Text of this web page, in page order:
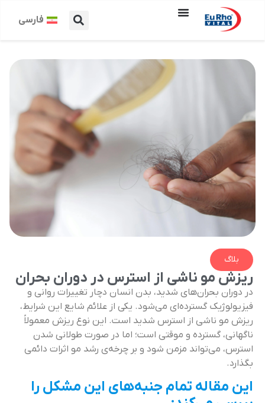
فارسی
بلاگ
ریزش مو ناشی از استرس در دوران بحران
در دوران بحران‌های شدید، بدن انسان دچار تغییرات روانی و
فیزیولوژیک گسترده‌ای می‌شود. یکی از علائم شایع این شرایط،
ریزش مو ناشی از استرس شدید است. این نوع ریزش معمولاً
ناگهانی، گسترده و موقتی است؛ اما در صورت طولانی شدن
استرس، می‌تواند مزمن شود و بر چرخه‌ی رشد مو اثرات دائمی
بگذارد.
این مقاله تمام جنبه‌های این مشکل را